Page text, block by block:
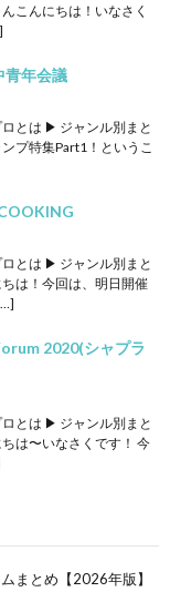
こんにちは！いなさく
青年会議
とは ▶ ジャンル別まと
プ特集Part1！というこ
とは ▶ ジャンル別まと
は！今回は、明日開催
2020(シャプラ
とは ▶ ジャンル別まと
は〜いなさくです！ 今
まとめ【2026年版】